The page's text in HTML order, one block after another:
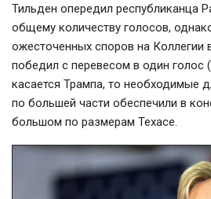
Тильден опередил республиканца
общему количеству голосов,
ожесточенных споров на
победил с перевесом в один голос
касается Трампа, то необходимые
по большей части обеспечили в
большом по размерам Техасе.